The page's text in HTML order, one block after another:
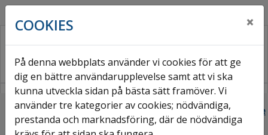
Hem Om Väsbyhem
Vårt hållbarhetsarbete
Hållbarhetsrapport och intressenter
COOKIES ×
På denna webbplats använder vi cookies för att ge
dig en bättre användarupplevelse samt att vi ska
kunna utveckla sidan på bästa sätt framöver. Vi
använder tre kategorier av cookies; nödvändiga,
prestanda och marknadsföring, där de nödvändiga